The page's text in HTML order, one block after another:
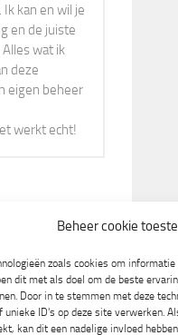
Beheer cookie
zoals cookies om
dit met als doel om de beste
Door in te stemmen met deze
unieke ID's op deze site verwerken.
kan dit een nadelige invloed
kan en wil je
en de juiste
wat ik
deze
eigen beheer
werkt echt!
Cookiebeleid (EU)